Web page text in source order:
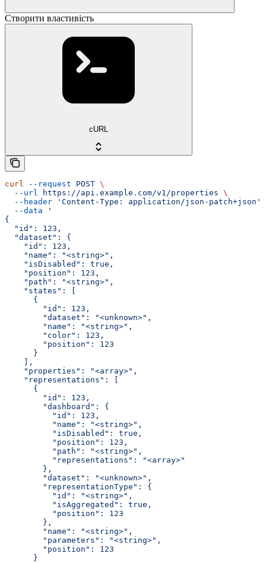
Створити властивість
cURL
curl --request POST \
  --url
https://api.example.com/v1/properties \
  --header
'Content-Type: application/json-patch+json'
  --data
'
{
  "id": 123,
  "dataset": {
    "id": 123,
    "name": "<string>",
    "isDisabled": true,
    "position": 123,
    "path": "<string>",
    "states": [
      {
        "id": 123,
        "dataset": "<unknown>",
        "name": "<string>",
        "color": 123,
        "position": 123
      }
    ],
    "properties": "<array>",
    "representations": [
      {
        "id": 123,
        "dashboard": {
          "id": 123,
          "name": "<string>",
          "isDisabled": true,
          "position": 123,
          "path": "<string>",
          "representations": "<array>"
        },
        "dataset": "<unknown>",
        "representationType": {
          "id": "<string>",
          "isAggregated": true,
          "position": 123
        },
        "name": "<string>",
        "parameters": "<string>",
        "position": 123
      }